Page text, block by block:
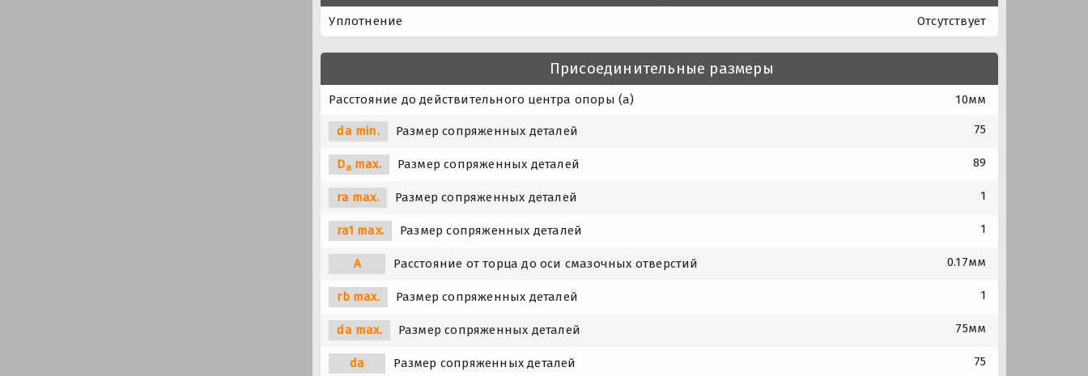
Уплотнение Отсутствует
Присоединительные размеры
Расстояние до действительного центра опоры (a) 10мм
da min. Размер сопряженных деталей 75
Damax. Размер сопряженных деталей 89
ra max. Размер сопряженных деталей 1
ra1 max. Размер сопряженных деталей 1
A Расстояние от торца до оси смазочных отверстий 0.17мм
rb max. Размер сопряженных деталей 1
da max. Размер сопряженных деталей 75мм
da Размер сопряженных деталей 75